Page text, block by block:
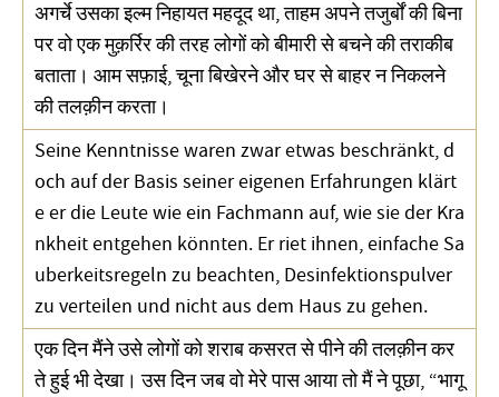
अगर्चे उसका इल्म निहायत महदूद था, ताहम अपने तजुर्बों की बिना
पर वो एक मुक़र्रिर की तरह लोगों को बीमारी से बचने की तराकीब
बताता। आम सफ़ाई, चूना बिखेरने और घर से बाहर न निकलने
की तलक़ीन करता।
Seine Kenntnisse waren zwar etwas beschränkt, d
och auf der Basis seiner eigenen Erfahrungen klärt
e er die Leute wie ein Fachmann auf, wie sie der Kra
nkheit entgehen könnten. Er riet ihnen, einfache Sa
uberkeitsregeln zu beachten, Desinfektionspulver
zu verteilen und nicht aus dem Haus zu gehen.
एक दिन मैंने उसे लोगों को शराब कसरत से पीने की तलक़ीन कर
ते हुई भी देखा। उस दिन जब वो मेरे पास आया तो मैं ने पूछा, “भागू